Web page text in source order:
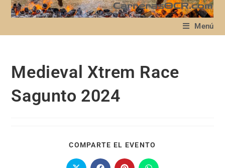
Menú
Medieval Xtrem Race
Sagunto 2024
COMPARTE EL EVENTO